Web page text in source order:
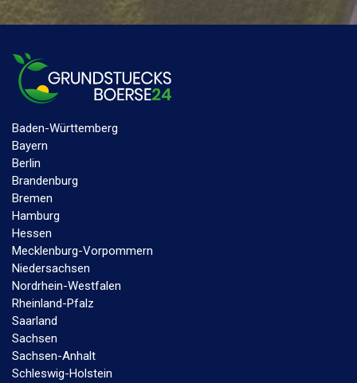
Baden-Württemberg
Bayern
Berlin
Brandenburg
Bremen
Hamburg
Hessen
Mecklenburg-Vorpommern
Niedersachsen
Nordrhein-Westfalen
Rheinland-Pfalz
Saarland
Sachsen
Sachsen-Anhalt
Schleswig-Holstein